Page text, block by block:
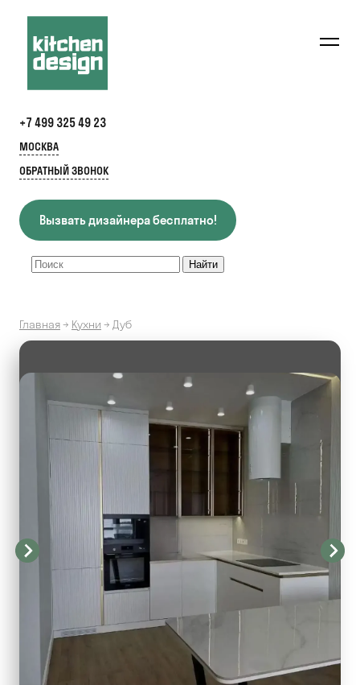
+7 499 325 49 23
МОСКВА
ОБРАТНЫЙ ЗВОНОК
Вызвать дизайнера бесплатно!
Главная→ Кухни → Дуб